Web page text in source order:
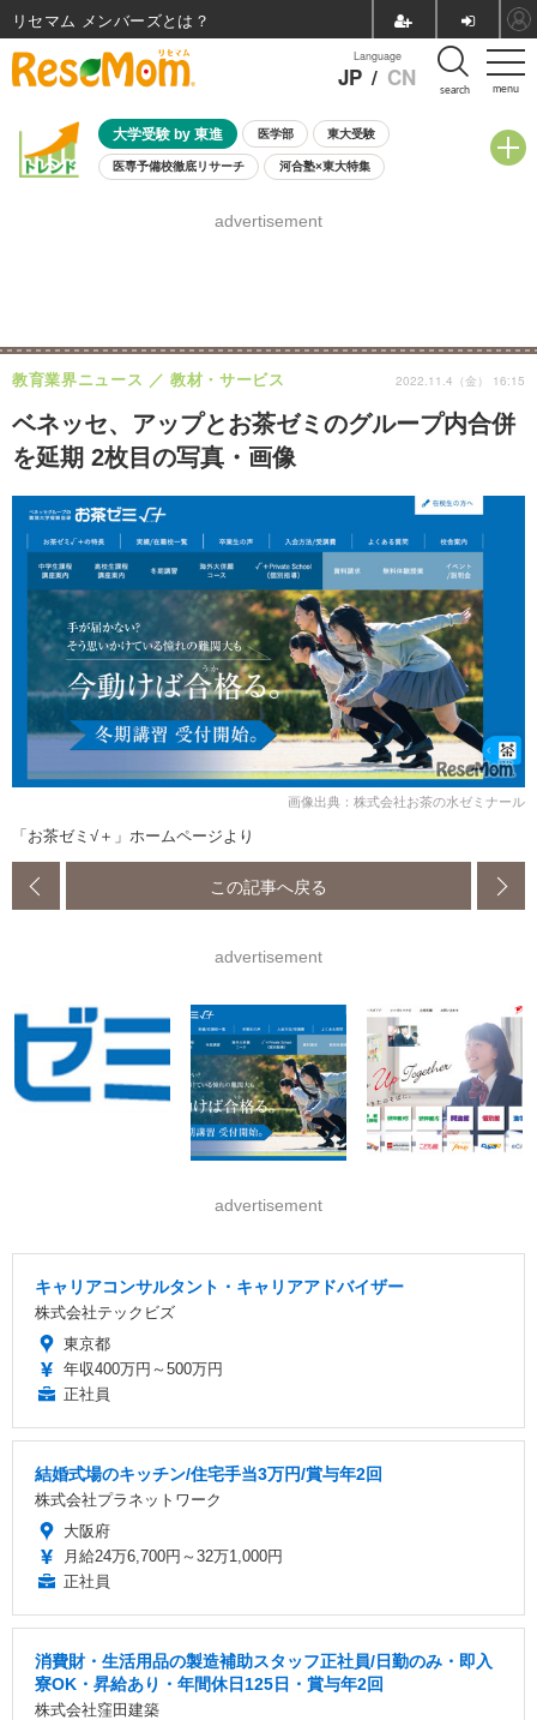
menu
Language
JP / CN search
大学受験 by 東進 医学部 東大受験
医専予備校徹底リサーチ 河合塾×東大特集
8月開催学校説明会・相談会
advertisement
ベネッセ、アップとお茶ゼミのグループ内合併
を延期 2枚目の写真・画像
教育業界ニュース 教材・サービス 2022.11.4（金） 16:15
画像出典：株式会社お茶の水ゼミナール
「お茶ゼミ√＋」ホームページより
この記事へ戻る
advertisement
advertisement
キャリアコンサルタント・キャリアアドバイザー
株式会社テックビズ
東京都
年収400万円～500万円
正社員
結婚式場のキッチン/住宅手当3万円/賞与年2回
株式会社プラネットワーク
大阪府
月給24万6,700円～32万1,000円
正社員
消費財・生活用品の製造補助スタッフ正社員/日勤のみ・即入
寮OK・昇給あり・年間休日125日・賞与年2回
株式会社窪田建築
リセマム メンバーズ